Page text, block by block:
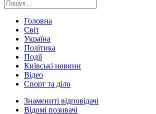
Головна
Світ
Україна
Політика
Події
Київські новини
Відео
Спорт та діло
Знамениті відповідачі
Відомі позивачі